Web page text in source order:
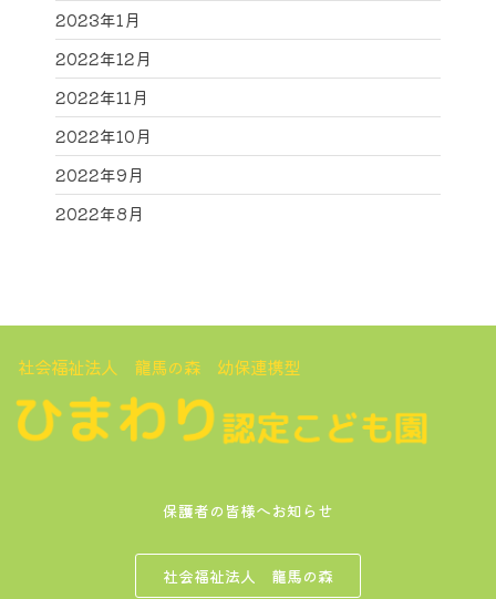
2023年1月
2022年12月
2022年11月
2022年10月
2022年9月
2022年8月
社会福祉法人 龍馬の森 幼保連携型
保護者の皆様へお知らせ
社会福祉法人 龍馬の森